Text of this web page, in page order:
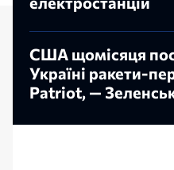
США щомісяця
Україні ракети-
Patriot, —